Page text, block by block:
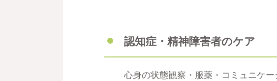
認知症・精神障害者のケア
心身の状態観察・服薬・コミュニケ